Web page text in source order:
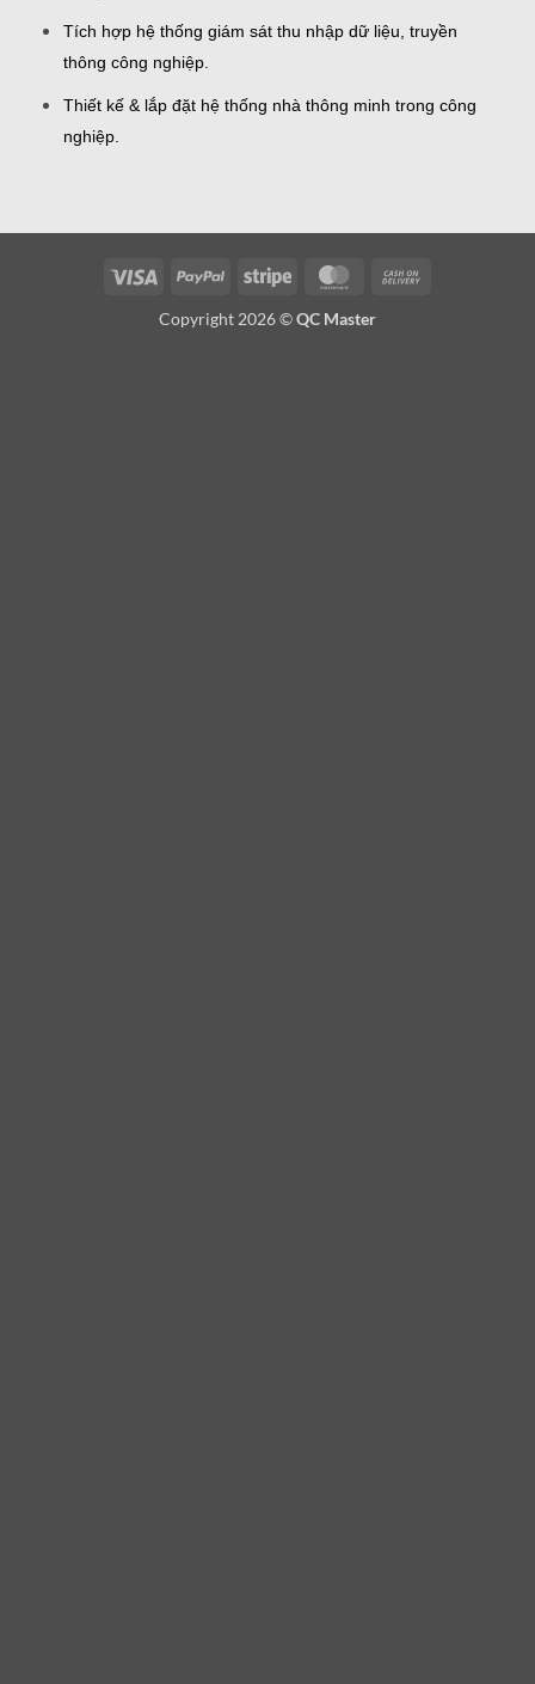
Tích hợp hệ thống giám sát thu nhập dữ liệu, truyền
thông công nghiệp.
Thiết kế & lắp đặt hệ thống nhà thông minh trong công
nghiệp.
Visa PayPal Stripe MasterCard
Copyright 2026 ©QC Master